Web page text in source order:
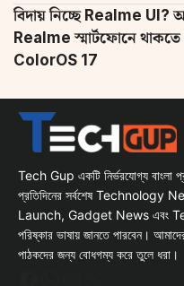
বিদায় নিচ্ছে Realme UI?
Realme স্মার্টফোনে থাকতে
ColorOS 17
Tech Gup একটি নির্ভরযোগ্য বাংলা
প্রতিদিনের সর্বশেষ
Launch, Gadget News এবং
পরিষ্কার ভাষায় জানতে পারবেন।
পাঠকদের জন্য বোধগম্য করে তুলে ধরা।